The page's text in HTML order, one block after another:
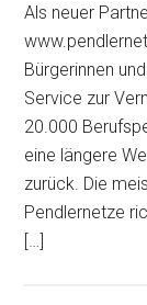
Als neuer
Bürgerinnen
Service zur
20.000
eine längere
zurück. Die
Pendlernetze
[…]